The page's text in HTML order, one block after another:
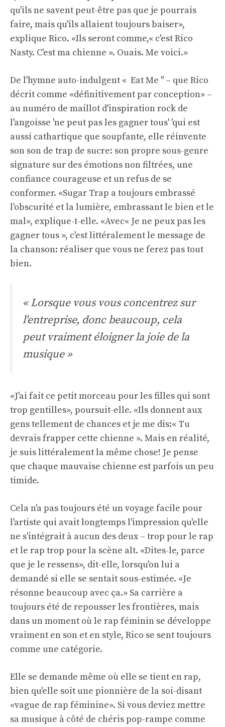
qu'ils ne savent peut-être pas que je pourrais
faire, mais qu'ils allaient toujours baiser»,
explique Rico. «Ils seront comme,« c'est Rico
Nasty. C'est ma chienne ». Ouais. Me voici.»
De l'hymne auto-indulgent « Eat Me '' – que Rico
décrit comme «définitivement par conception» –
au numéro de maillot d'inspiration rock de
l'angoisse 'ne peut pas les gagner tous' 'qui est
aussi cathartique que soupfante, elle réinvente
son son de trap de sucre: son propre sous-genre
signature sur des émotions non filtrées, une
confiance courageuse et un refus de se
conformer. «Sugar Trap a toujours embrassé
l'obscurité et la lumière, embrassant le bien et le
mal», explique-t-elle. «Avec« Je ne peux pas les
gagner tous », c'est littéralement le message de
la chanson: réaliser que vous ne ferez pas tout
bien.
« Lorsque vous vous concentrez sur
l'entreprise, donc beaucoup, cela
peut vraiment éloigner la joie de la
musique »
«J'ai fait ce petit morceau pour les filles qui sont
trop gentilles», poursuit-elle. «Ils donnent aux
gens tellement de chances et je me dis:« Tu
devrais frapper cette chienne ». Mais en réalité,
je suis littéralement la même chose! Je pense
que chaque mauvaise chienne est parfois un peu
timide.
Cela n'a pas toujours été un voyage facile pour
l'artiste qui avait longtemps l'impression qu'elle
ne s'intégrait à aucun des deux – trop pour le rap
et le rap trop pour la scène alt. «Dites-le, parce
que je le ressens», dit-elle, lorsqu'on lui a
demandé si elle se sentait sous-estimée. «Je
résonne beaucoup avec ça.» Sa carrière a
toujours été de repousser les frontières, mais
dans un moment où le rap féminin se développe
vraiment en son et en style, Rico se sent toujours
comme une catégorie.
Elle se demande même où elle se tient en rap,
bien qu'elle soit une pionnière de la soi-disant
«vague de rap féminine». Si vous deviez mettre
sa musique à côté de chéris pop-rampe comme